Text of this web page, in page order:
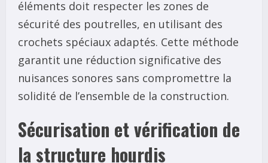
éléments doit respecter les zones de
sécurité des poutrelles, en utilisant des
crochets spéciaux adaptés. Cette méthode
garantit une réduction significative des
nuisances sonores sans compromettre la
solidité de l’ensemble de la construction.
Sécurisation et vérification de
la structure hourdis